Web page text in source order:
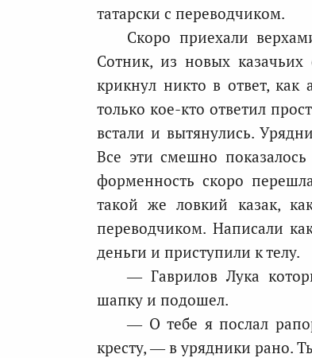
татарски с переводчиком.
Скоро приехали
Сотник, из новых
крикнул никто в ответ,
только кое-кто ответил
встали и вытянулись.
Все эти смешно
форменность скоро
такой же ловкий казак,
переводчиком. Написали
деньги и приступили к телу.
— Гаврилов Лука
шапку и подошел.
— О тебе я послал
кресту, — в урядники рано.